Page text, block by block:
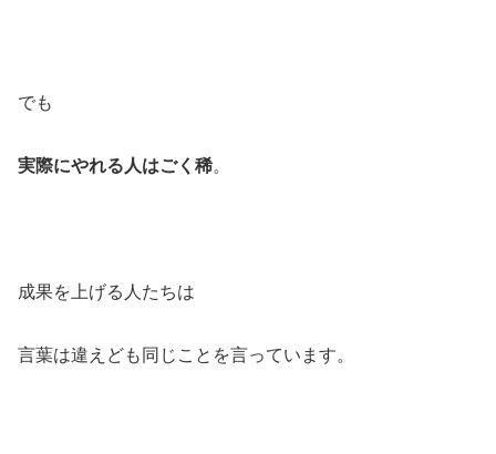
でも
実際にやれる人はごく稀。
成果を上げる人たちは
言葉は違えども同じことを言っています。